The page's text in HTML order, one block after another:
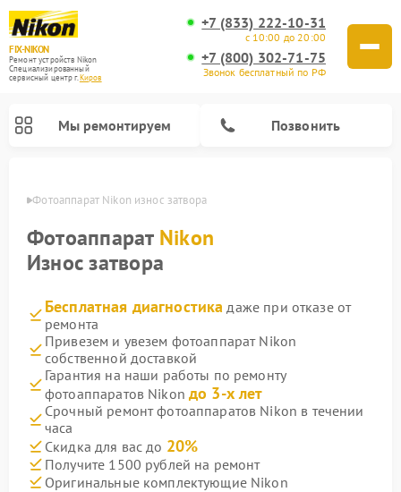
FIX-NIKON
Ремонт устройств Nikon
Специализированный
cервисный центр г.Киров
+7 (833) 222-10-31
с 10:00 до 20:00
+7 (800) 302-71-75
Звонок бесплатный по РФ
Мы ремонтируем Позвонить
Фотоаппарат Nikon износ затвора
Фотоаппарат Nikon
Износ затвора
Бесплатная диагностика даже при отказе от
ремонта
Привезем и увезем фотоаппарат Nikon
собственной доставкой
Гарантия на наши работы по ремонту
фотоаппаратов Nikonдо 3-х лет
Срочный ремонт фотоаппаратов Nikon в течении
часа
Скидка для вас до 20%
Получите 1500 рублей на ремонт
Оригинальные комплектующие Nikon